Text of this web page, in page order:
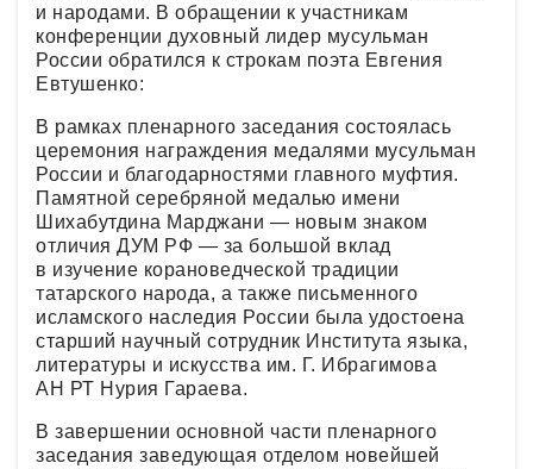
и народами. В обращении к участникам
конференции духовный лидер мусульман
России обратился к строкам поэта Евгения
Евтушенко:
В рамках пленарного заседания состоялась
церемония награждения медалями мусульман
России и благодарностями главного муфтия.
Памятной серебряной медалью имени
Шихабутдина Марджани — новым знаком
отличия ДУМ РФ — за большой вклад
в изучение корановедческой традиции
татарского народа, а также письменного
исламского наследия России была удостоена
старший научный сотрудник Института языка,
литературы и искусства им. Г. Ибрагимова
АН РТ Нурия Гараева.
В завершении основной части пленарного
заседания заведующая отделом новейшей